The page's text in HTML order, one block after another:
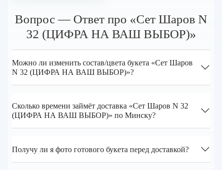
Вопрос — Ответ про «Сет Шаров N
32 (ЦИФРА НА ВАШ ВЫБОР)»
Можно ли изменить состав/цвета букета «Сет Шаров
N 32 (ЦИФРА НА ВАШ ВЫБОР)»?
Сколько времени займёт доставка «Сет Шаров N 32
(ЦИФРА НА ВАШ ВЫБОР)» по Минску?
Получу ли я фото готового букета перед доставкой?